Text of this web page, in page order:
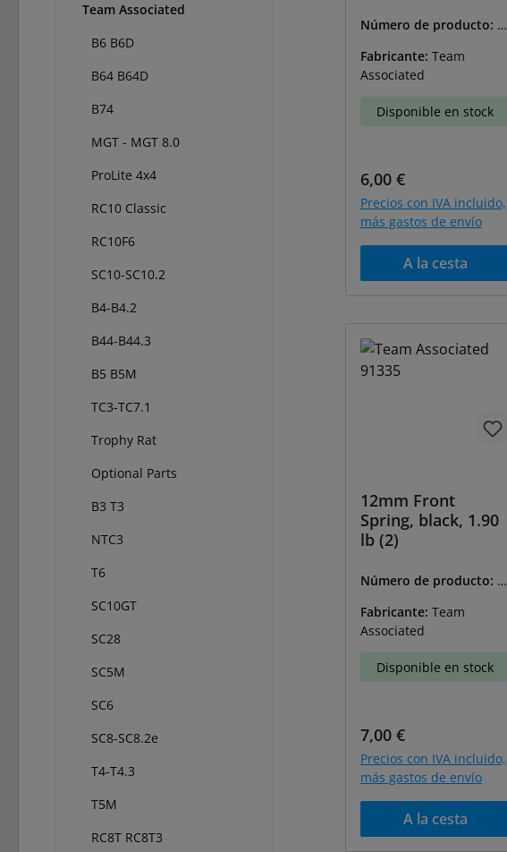
Team Associated
B6 B6D
B64 B64D
B74
MGT - MGT 8.0
ProLite 4x4
RC10 Classic
RC10F6
SC10-SC10.2
B4-B4.2
B44-B44.3
B5 B5M
TC3-TC7.1
Trophy Rat
Optional Parts
B3 T3
NTC3
T6
SC10GT
SC28
SC5M
SC6
SC8-SC8.2e
T4-T4.3
T5M
RC8T RC8T3
Número de producto: A-
Fabricante: Team
Associated
Disponible en stock
Precio normal:
6,00 €
Precios con IVA incluido,
más gastos de envío
A la cesta
12mm Front
Spring, black, 1.90
lb (2)
Número de producto: A-
Fabricante: Team
Associated
Disponible en stock
Precio normal:
7,00 €
Precios con IVA incluido,
más gastos de envío
A la cesta